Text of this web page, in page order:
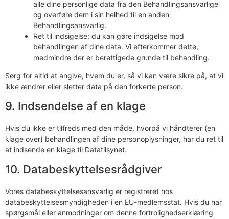
alle dine personlige data fra den Behandlingsansvarlige
og overføre dem i sin helhed til en anden
Behandlingsansvarlig.
Ret til indsigelse: du kan gøre indsigelse mod
behandlingen af ​​dine data. Vi efterkommer dette,
medmindre der er berettigede grunde til behandling.
Sørg for altid at angive, hvem du er, så vi kan være sikre på, at vi
ikke ændrer eller sletter data på den forkerte person.
9. Indsendelse af en klage
Hvis du ikke er tilfreds med den måde, hvorpå vi håndterer (en
klage over) behandlingen af ​​dine personoplysninger, har du ret til
at indsende en klage til Datatilsynet.
10. Databeskyttelsesrådgiver
Vores databeskyttelsesansvarlig er registreret hos
databeskyttelsesmyndigheden i en EU-medlemsstat. Hvis du har
spørgsmål eller anmodninger om denne fortrolighedserklæring